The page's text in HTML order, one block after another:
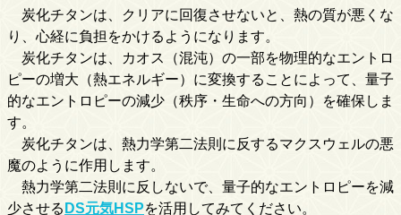
炭化チタンは、クリアに回復させないと、熱の質が悪くな
り、心経に負担をかけるようになります。
炭化チタンは、カオス（混沌）の一部を物理的なエントロ
ピーの増大（熱エネルギー）に変換することによって、量子
的なエントロピーの減少（秩序・生命への方向）を確保しま
す。
炭化チタンは、熱力学第二法則に反するマクスウェルの悪
魔のように作用します。
熱力学第二法則に反しないで、量子的なエントロピーを減
少させる DS元気HSPを活用してみてください。